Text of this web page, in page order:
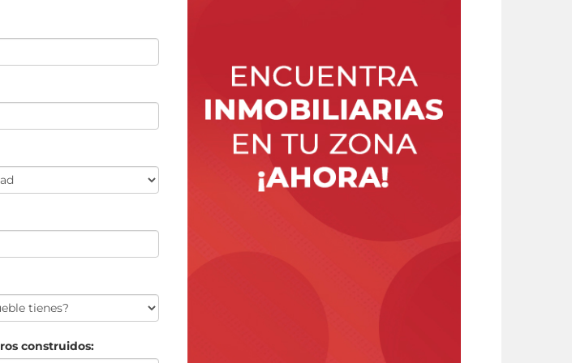
construidos: